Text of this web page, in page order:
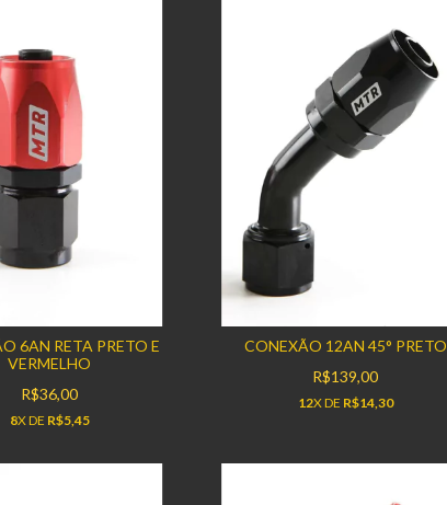
6AN RETA PRETO E
VERMELHO
R$36,00
8X DE R$5,45
CONEXÃO 12AN 45° PRETO
R$139,00
12X DE R$14,30